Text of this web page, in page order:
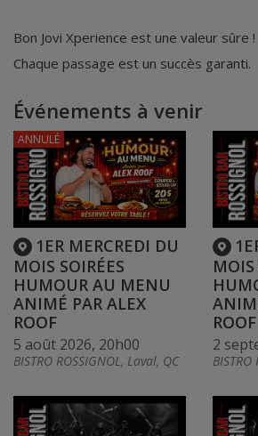
Bon Jovi Xperience est une valeur sûre !
Chaque passage est un succès garanti.
Événements à venir
1ER MERCREDI DU
MOIS SOIRÉES
HUMOUR AU MENU
ANIMÉ PAR ALEX
ROOF
5 août 2026, 20h00
BISTRO ROSSIGNOL, Laval, QC
ANNULÉ
MOIS
ROOF
2